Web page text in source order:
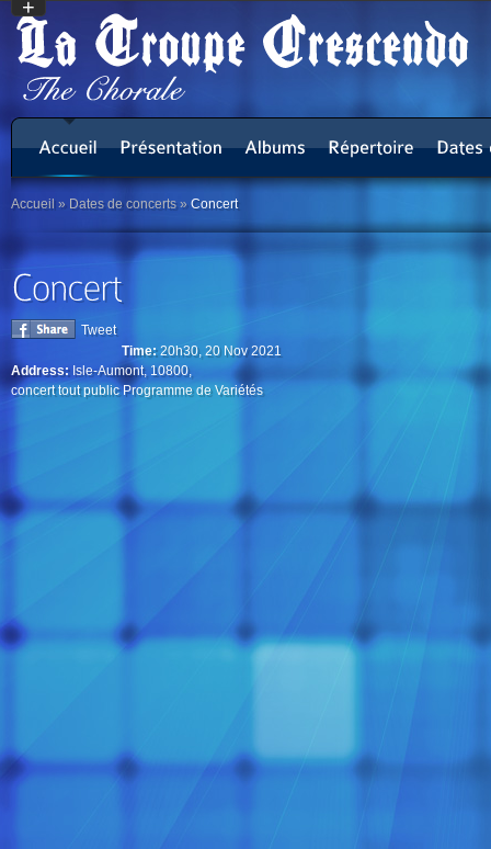
Accueil » Dates de concerts »Concert
Tweet
Time:20h30, 20 Nov 2021
Address:Isle-Aumont, 10800,
concert tout public Programme de Variétés
+